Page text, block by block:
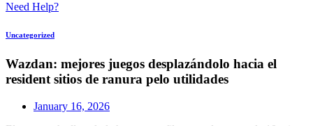
Need Help?
Uncategorized
Wazdan: mejores juegos desplazándolo hacia el
resident sitios de ranura pelo utilidades
January 16, 2026